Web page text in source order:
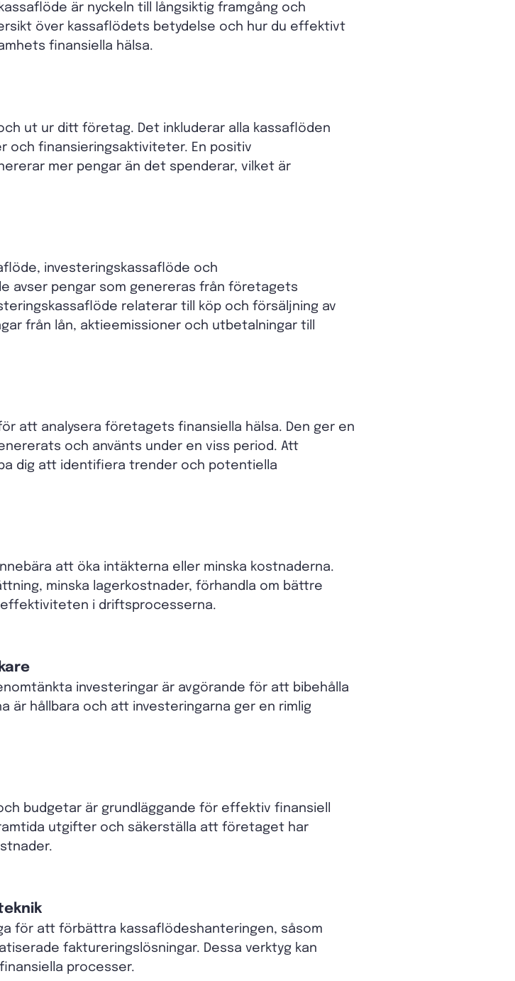
är nyckeln till långsiktig framgång och
över kassaflödets betydelse och hur du effektivt
finansiella hälsa.
ut ur ditt företag. Det inkluderar alla kassaflöden
och finansieringsaktiviteter. En positiv
mer pengar än det spenderar, vilket är
investeringskassaflöde och
avser pengar som genereras från företagets
relaterar till köp och försäljning av
från lån, aktieemissioner och utbetalningar till
att analysera företagets finansiella hälsa. Den ger en
och använts under en viss period. Att
dig att identifiera trender och potentiella
att öka intäkterna eller minska kostnaderna.
minska lagerkostnader, förhandla om bättre
i driftsprocesserna.
investeringar är avgörande för att bibehålla
är hållbara och att investeringarna ger en rimlig
budgetar är grundläggande för effektiv finansiell
utgifter och säkerställa att företaget har
för att förbättra kassaflödeshanteringen, såsom
faktureringslösningar. Dessa verktyg kan
processer.